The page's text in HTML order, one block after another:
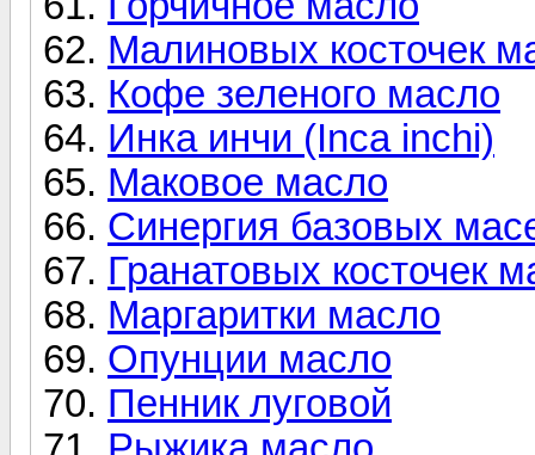
Малиновых косточек
Кофе зеленого масло
Инка инчи (Inca inchi)
Маковое масло
Синергия базовых
Гранатовых косточек
Маргаритки масло
Опунции масло
Пенник луговой